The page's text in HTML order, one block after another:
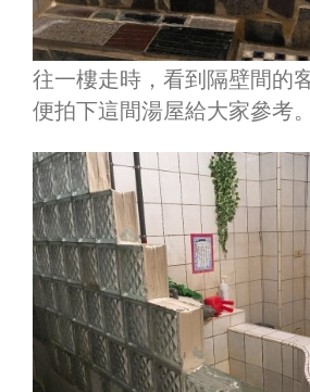
往一樓走時，看到隔壁間的
便拍下這間湯屋給大家參考。